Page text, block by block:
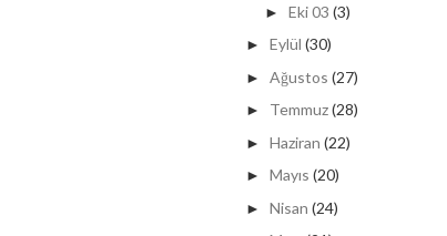
► Eki 03 (3)
► Eylül (30)
► Ağustos (27)
► Temmuz(28)
► Haziran (22)
► Mayıs (20)
► Nisan (24)